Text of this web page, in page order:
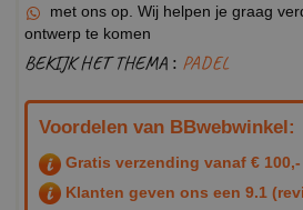
met ons op. Wij helpen je graag
ontwerp te komen
BEKIJK HET THEMA : PADEL
Voordelen van BBwebwinkel:
Gratis verzending vanaf €
Klanten geven ons een 9.1